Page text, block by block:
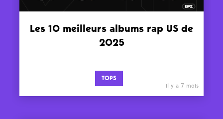
Les 10 meilleurs albums rap US de
2025
TOPS
il y a 7 mois